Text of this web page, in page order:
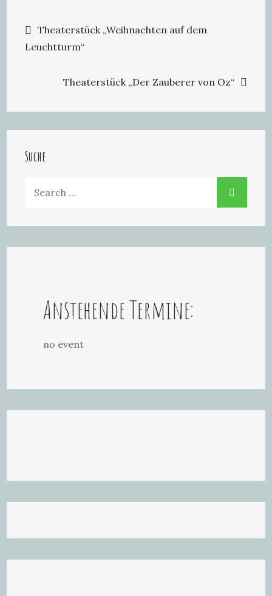
Beitragsnavigation
Theaterstück „Weihnachten auf dem
Leuchtturm“
Theaterstück „Der Zauberer von Oz“
Suche
Anstehende Termine:
no event